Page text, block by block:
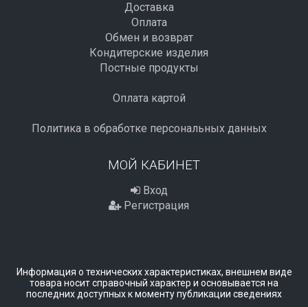
Доставка
Оплата
Обмен и возврат
Кондитерские изделия
Постные продукты
Оплата картой
Политика в обработке персональных данных
МОЙ КАБИНЕТ
Вход
Регистрация
Информация о технических характеристиках, внешнем виде
товара носит справочный характер и основывается на
последних доступных к моменту публикации сведениях